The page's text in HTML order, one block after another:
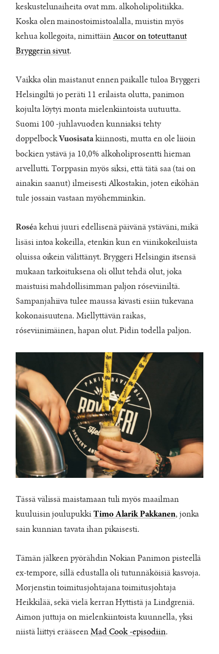
keskustelunaiheita ovat mm. alkoholipolitiikka.
Koska olen mainostoimistoalalla, muistin myös
kehua kollegoita, nimittäin Aucor on toteuttanut
Bryggerin sivut.
Vaikka olin maistanut ennen paikalle tuloa Bryggeri
Helsingiltä jo peräti 11 erilaista olutta, panimon
kojulta löytyi monta mielenkiintoista uutuutta.
Suomi 100 -juhlavuoden kunniaksi tehty
doppelbockVuosisatakiinnosti, mutta en ole liioin
bockien ystävä ja 10,0% alkoholiprosentti hieman
arvellutti. Torppasin myös siksi, että tätä saa (tai on
ainakin saanut) ilmeisesti Alkostakin, joten eiköhän
tule jossain vastaan myöhemminkin.
Roséa kehui juuri edellisenä päivänä ystäväni, mikä
lisäsi intoa kokeilla, etenkin kun en viinikokeiluista
oluissa oikein välittänyt. Bryggeri Helsingin itsensä
mukaan tarkoituksena oli ollut tehdä olut, joka
maistuisi mahdollisimman paljon róseviiniltä.
Sampanjahiiva tulee maussa kivasti esiin tukevana
kokonaisuutena. Miellyttävän raikas,
róseviinimäinen, hapan olut. Pidin todella paljon.
Tässä välissä maistamaan tuli myös maailman
kuuluisin joulupukki Timo Alarik Pakkanen, jonka
sain kunnian tavata ihan pikaisesti.
Tämän jälkeen pyörähdin Nokian Panimon pisteellä
ex-tempore, sillä edustalla oli tutunnäköisiä kasvoja.
Morjenstin toimitusjohtajana toimitusjohtaja
Heikkilää, sekä vielä kerran Hyttistä ja Lindgreniä.
Aimon juttuja on mielenkiintoista kuunnella, yksi
niistä liittyi erääseen Mad Cook -episodiin.